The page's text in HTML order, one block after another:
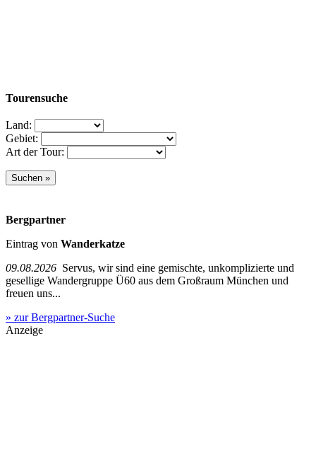
Tourensuche
Land:
Gebiet:
Art der Tour:
Bergpartner
Eintrag von Wanderkatze
09.08.2026 Servus, wir sind eine gemischte, unkomplizierte und
gesellige Wandergruppe Ü60 aus dem Großraum München und
freuen uns...
» zur Bergpartner-Suche
Anzeige